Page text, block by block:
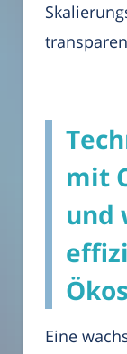
mit
und
Eine